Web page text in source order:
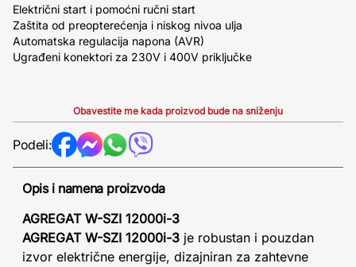
Električni start i pomoćni ručni start
Zaštita od preopterećenja i niskog nivoa ulja
Automatska regulacija napona (AVR)
Ugrađeni konektori za 230V i 400V priključke
Obavestite me kada proizvod bude na sniženju
Podeli:
Opis i namena proizvoda
AGREGAT W-SZI 12000i-3
AGREGAT W-SZI 12000i-3 je robustan i pouzdan
izvor električne energije, dizajniran za zahtevne